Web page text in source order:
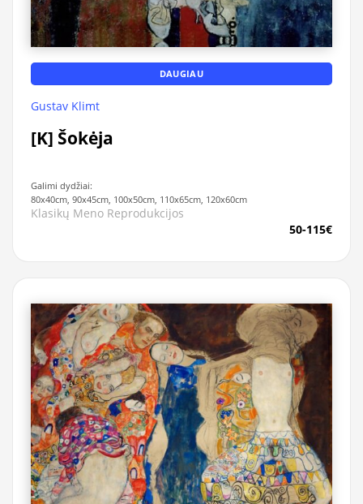
DAUGIAU
Gustav Klimt
[K] Šokėja
Galimi dydžiai:
80x40cm, 90x45cm, 100x50cm, 110x65cm, 120x60cm
Klasikų Meno Reprodukcijos
50-115€